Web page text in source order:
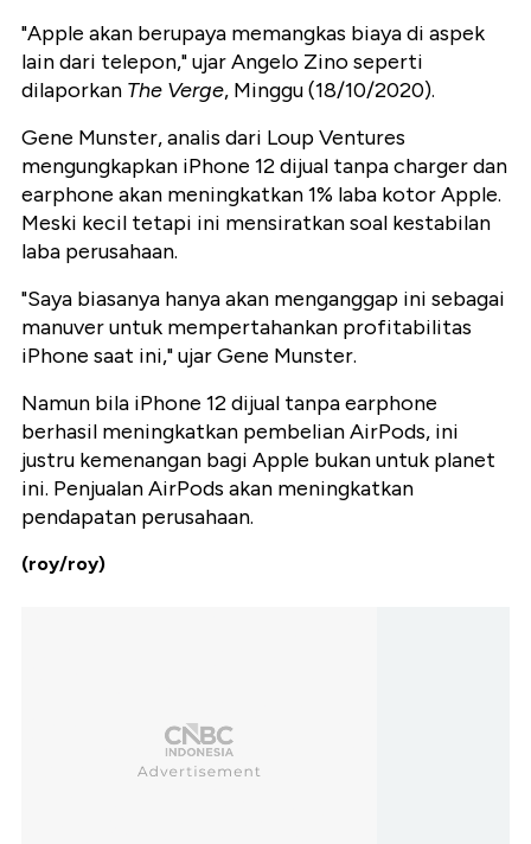
"Apple akan berupaya memangkas biaya di aspek
lain dari telepon," ujar Angelo Zino seperti
dilaporkan The Verge, Minggu (18/10/2020).
Gene Munster, analis dari Loup Ventures
mengungkapkan iPhone 12 dijual tanpa charger dan
earphone akan meningkatkan 1% laba kotor Apple.
Meski kecil tetapi ini mensiratkan soal kestabilan
laba perusahaan.
"Saya biasanya hanya akan menganggap ini sebagai
manuver untuk mempertahankan profitabilitas
iPhone saat ini," ujar Gene Munster.
Namun bila iPhone 12 dijual tanpa earphone
berhasil meningkatkan pembelian AirPods, ini
justru kemenangan bagi Apple bukan untuk planet
ini. Penjualan AirPods akan meningkatkan
pendapatan perusahaan.
(roy/roy)